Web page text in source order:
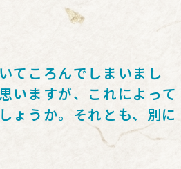
てころんでしまいまし
いますが、これによって
ょうか。それとも、別に